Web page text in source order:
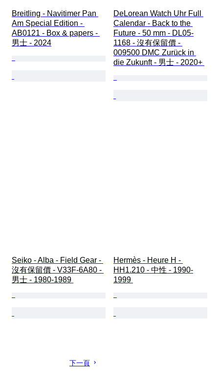
Breitling - Navitimer Pan
Am Special Edition -
AB0121 - Box & papers -
男士 - 2024
DeLorean Watch Uhr Full
Calendar - Back to the
Future - 50 mm - DL05-
1168 - 沒有保留價 -
009500 DMC Zurück in
die Zukunft - 男士 - 2020+
Seiko - Alba - Field Gear -
沒有保留價 - V33F-6A80 -
男士 - 1980-1989
Hermès - Heure H -
HH1.210 - 中性 - 1990-
1999
下一頁